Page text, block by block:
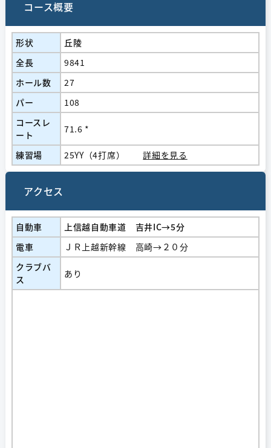
コース概要
形状
丘陵
全長
9841
ホール数
27
パー
108
コースレ
ート
71.6 *
練習場 25YY（4打席） 詳細を見る
アクセス
自動車
上信越自動車道 吉井IC→5分
電車
ＪＲ上越新幹線 高崎→２０分
クラブバ
ス
あり